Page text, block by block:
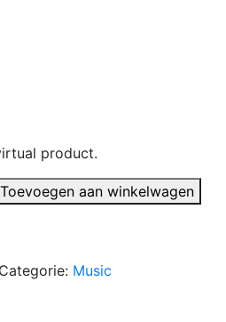
product.
Toevoegen aan winkelwagen
Categorie: Music